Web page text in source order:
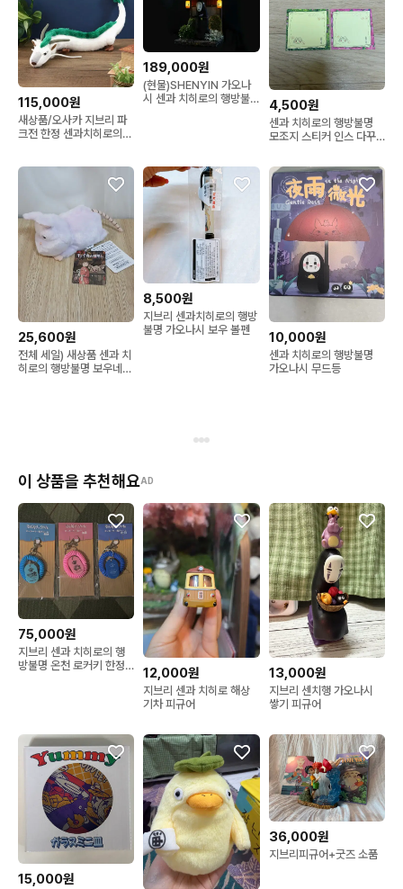
115,000원
새상품/오사카 지브리 파
크전 한정 센과치히로의
189,000원
(현물)SHENYIN 가오나
시 센과 치히로의 행방불
4,500원
센과 치히로의 행방불명
모조지 스티커 인스 다꾸
25,600원
전체 세일) 새상품 센과 치
히로의 행방불명 보우네즈
8,500원
지브리 센과치히로의 행방
불명 가오나시 보우 볼펜
10,000원
센과 치히로의 행방불명
가오나시 무드등
이 상품을 추천해요AD
75,000원
지브리 센과 치히로의 행
방불명 온천 로커키 한정
12,000원
지브리 센과 치히로 해상
기차 피규어
13,000원
지브리 센치행 가오나시
쌓기 피규어
15,000원
36,000원
지브리피규어+굿즈 소품